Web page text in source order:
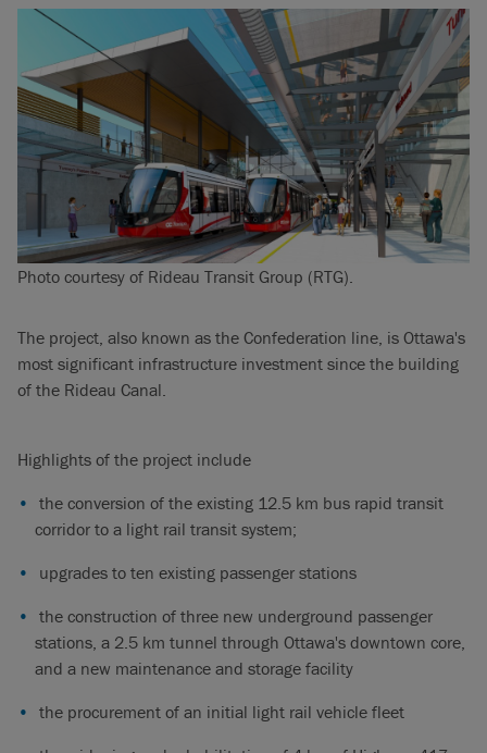
Photo courtesy of Rideau Transit Group (RTG).
The project, also known as the Confederation line, is Ottawa's
most significant infrastructure investment since the building
of the Rideau Canal.
Highlights of the project include
the conversion of the existing 12.5 km bus rapid transit
corridor to a light rail transit system;
upgrades to ten existing passenger stations
the construction of three new underground passenger
stations, a 2.5 km tunnel through Ottawa's downtown core,
and a new maintenance and storage facility
the procurement of an initial light rail vehicle fleet